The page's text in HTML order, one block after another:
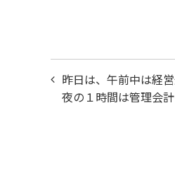
投
稿
昨日は、午前中は経
夜の１時間は管理会計